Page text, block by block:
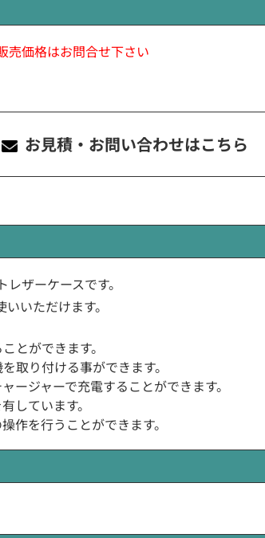
売価格はお問合せ下さい
お見積・お問い合わせはこちら
ザーケースです。
いいただけます。
とができます。
取り付ける事ができます。
ージャーで充電することができます。
しています。
作を行うことができます。